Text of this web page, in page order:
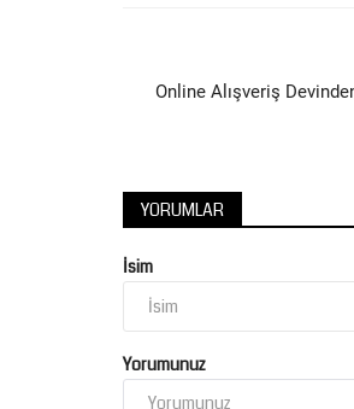
Online Alışveriş
YORUMLAR
İsim
Yorumunuz
Açıksu
Şanlıurfa Büyükşehir